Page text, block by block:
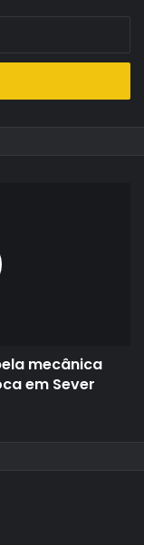
mecânica
em Sever